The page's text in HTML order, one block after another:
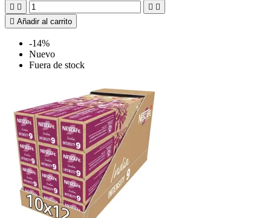
   
 Añadir al carrito
-14%
Nuevo
Fuera de stock